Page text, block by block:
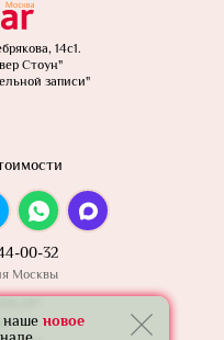
14с1.
Стоун"
записи"
00-32
Москвы
наше новое